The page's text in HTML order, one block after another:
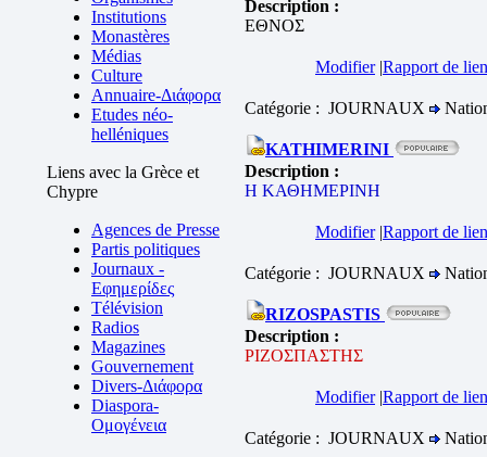
Institutions
Monastères
Médias
Culture
Annuaire-Διάφορα
Etudes néo-
helléniques
Liens avec la Grèce et
Chypre
Agences de Presse
Partis politiques
Journaux -
Εφημερίδες
Télévision
Radios
Magazines
Gouvernement
Divers-Διάφορα
Diaspora-
Ομογένεια
Description :
ΕΘΝΟΣ
Modifier|Rapport de
Catégorie : JOURNAUX
KATHIMERINI
Description :
Η ΚΑΘΗΜΕΡΙΝΗ
Modifier|Rapport de
Catégorie : JOURNAUX
RIZOSPASTIS
Description :
ΡΙΖΟΣΠΑΣΤΗΣ
Modifier|Rapport de
Catégorie : JOURNAUX